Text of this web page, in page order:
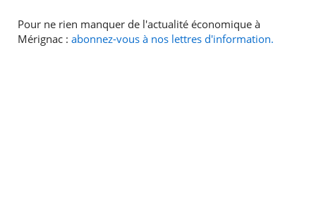
Pour ne rien manquer de l'actualité économique à
Mérignac : abonnez-vous à nos lettres d'information.